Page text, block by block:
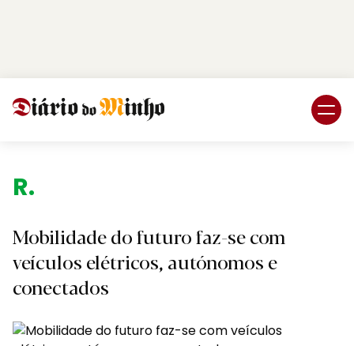
R
Mobilidade do futuro faz-se com
veículos elétricos, autónomos e
conectados